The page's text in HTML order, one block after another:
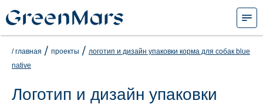
/ главная / проекты / логотип и дизайн упаковки корма для собак blue
native
Логотип и дизайн упаковки